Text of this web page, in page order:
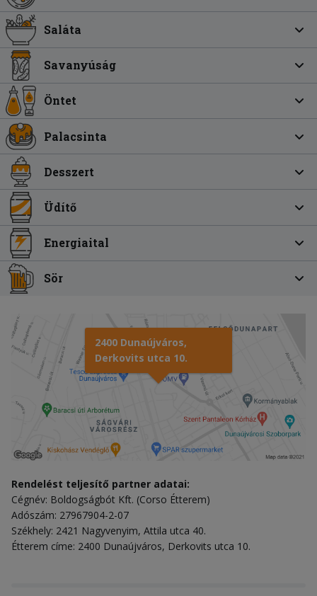
Saláta
Savanyúság
Öntet
Palacsinta
Desszert
Üdítő
Energiaital
Sör
2400 Dunaújváros,
Derkovits utca 10.
Rendelést teljesítő partner adatai:
Cégnév: Boldogságbót Kft. (Corso Étterem)
Adószám: 27967904-2-07
Székhely: 2421 Nagyvenyim, Attila utca 40.
Étterem címe: 2400 Dunaújváros, Derkovits utca 10.